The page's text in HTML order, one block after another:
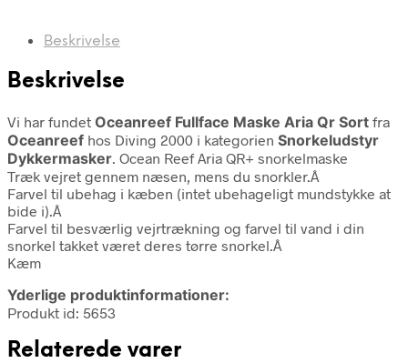
Beskrivelse
Beskrivelse
Vi har fundet Oceanreef Fullface Maske Aria Qr Sort fra
Oceanreef hos Diving 2000 i kategorien Snorkeludstyr
Dykkermasker. Ocean Reef Aria QR+ snorkelmaske
Træk vejret gennem næsen, mens du snorkler.Â
Farvel til ubehag i kæben (intet ubehageligt mundstykke at
bide i).Â
Farvel til besværlig vejrtrækning og farvel til vand i din
snorkel takket været deres tørre snorkel.Â
Kæm
Yderlige produktinformationer:
Produkt id: 5653
Relaterede varer